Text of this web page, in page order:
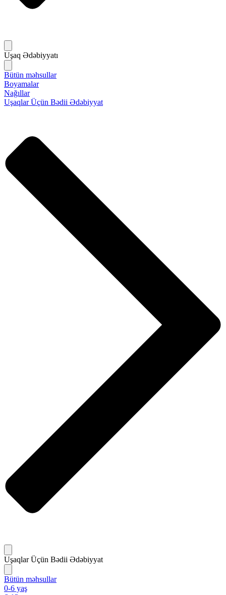
Uşaq Ədəbiyyatı
Bütün məhsullar
Boyamalar
Nağıllar
Uşaqlar Üçün Bədii Ədəbiyyat
Uşaqlar Üçün Bədii Ədəbiyyat
Bütün məhsullar
0-6 yaş